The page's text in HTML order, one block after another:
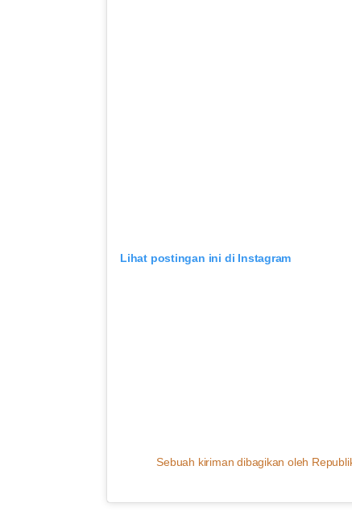
Lihat postingan ini di Instagram
Sebuah kiriman dibagikan oleh